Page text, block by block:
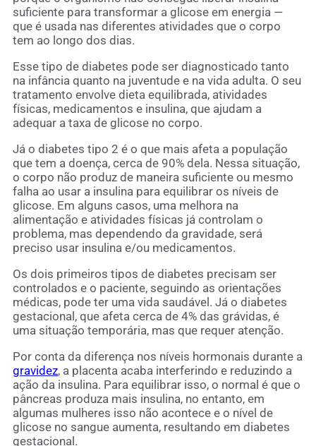
suficiente para transformar a glicose em energia —
que é usada nas diferentes atividades que o corpo
tem ao longo dos dias.
Esse tipo de diabetes pode ser diagnosticado tanto
na infância quanto na juventude e na vida adulta. O seu
tratamento envolve dieta equilibrada, atividades
físicas, medicamentos e insulina, que ajudam a
adequar a taxa de glicose no corpo.
Já o diabetes tipo 2 é o que mais afeta a população
que tem a doença, cerca de 90% dela. Nessa situação,
o corpo não produz de maneira suficiente ou mesmo
falha ao usar a insulina para equilibrar os níveis de
glicose. Em alguns casos, uma melhora na
alimentação e atividades físicas já controlam o
problema, mas dependendo da gravidade, será
preciso usar insulina e/ou medicamentos.
Os dois primeiros tipos de diabetes precisam ser
controlados e o paciente, seguindo as orientações
médicas, pode ter uma vida saudável. Já o diabetes
gestacional, que afeta cerca de 4% das grávidas, é
uma situação temporária, mas que requer atenção.
Por conta da diferença nos níveis hormonais durante a
gravidez, a placenta acaba interferindo e reduzindo a
ação da insulina. Para equilibrar isso, o normal é que o
pâncreas produza mais insulina, no entanto, em
algumas mulheres isso não acontece e o nível de
glicose no sangue aumenta, resultando em diabetes
gestacional.